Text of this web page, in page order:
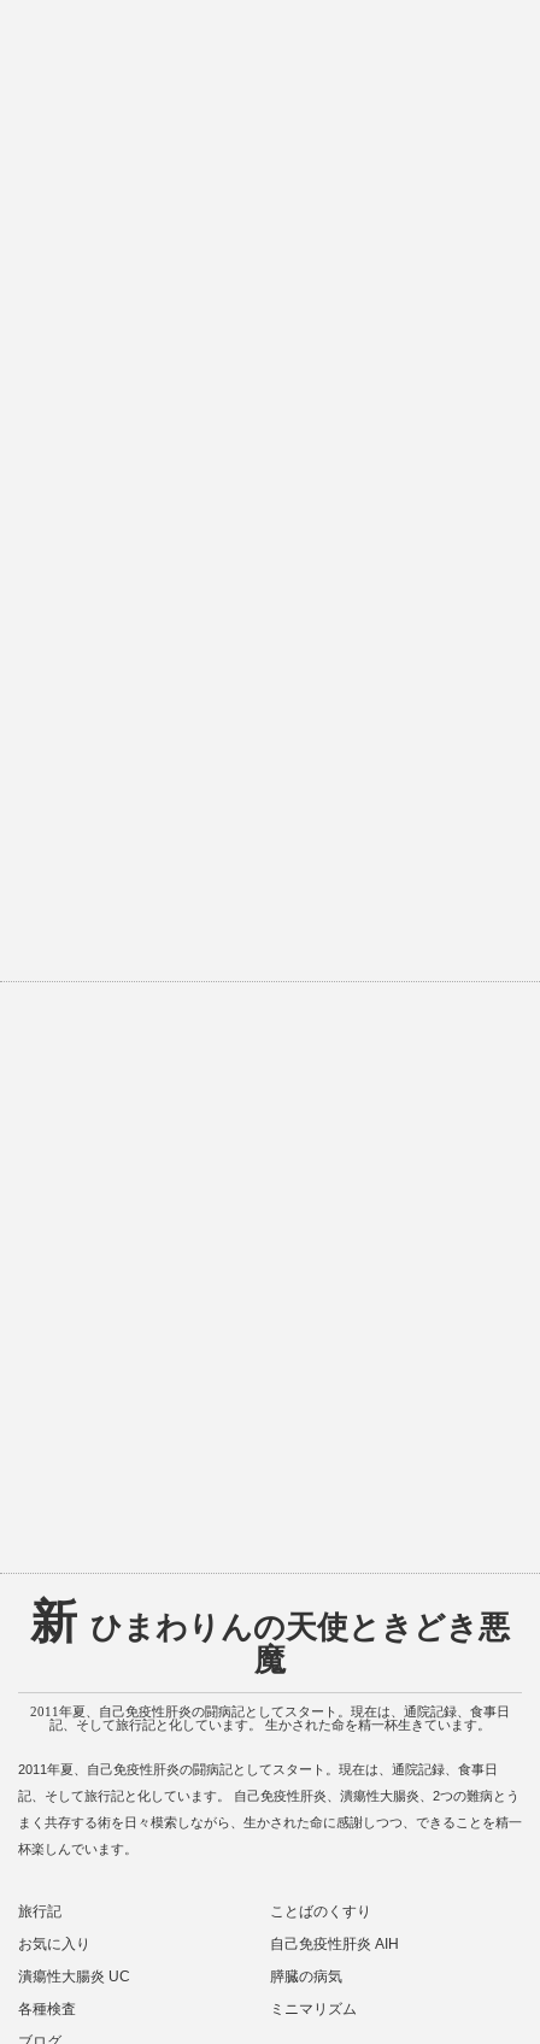
新 ひまわりんの天使ときどき悪
魔
2011年夏、自己免疫性肝炎の闘病記としてスタート。現在は、通院記録、食事日
記、そして旅行記と化しています。 生かされた命を精一杯生きています。
2011年夏、自己免疫性肝炎の闘病記としてスタート。現在は、通院記録、食事日
記、そして旅行記と化しています。 自己免疫性肝炎、潰瘍性大腸炎、2つの難病とう
まく共存する術を日々模索しながら、生かされた命に感謝しつつ、できることを精一
杯楽しんでいます。
旅行記
ことばのくすり
お気に入り
自己免疫性肝炎 AIH
潰瘍性大腸炎 UC
膵臓の病気
各種検査
ミニマリズム